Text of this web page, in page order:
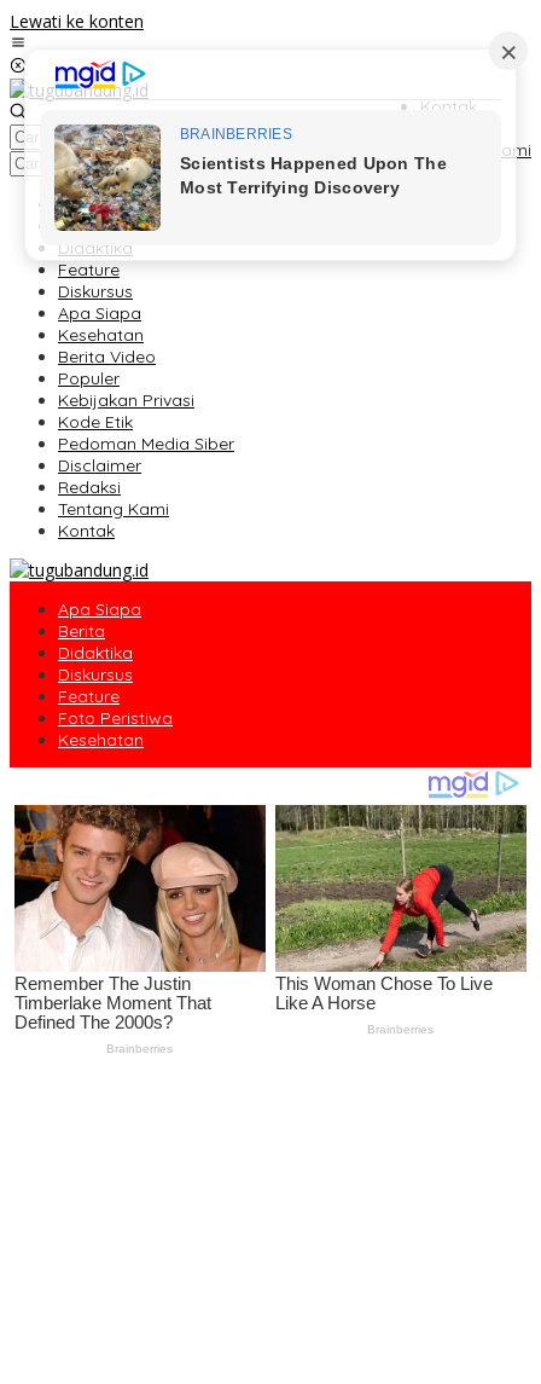
Lewati ke konten
Kontak
Tentang Kami
Berita
Foto Peristiwa
Didaktika
Feature
Diskursus
Apa Siapa
Kesehatan
Berita Video
Populer
Kebijakan Privasi
Kode Etik
Pedoman Media Siber
Disclaimer
Redaksi
Tentang Kami
Kontak
Apa Siapa
Berita
Didaktika
Diskursus
Feature
Foto Peristiwa
Kesehatan